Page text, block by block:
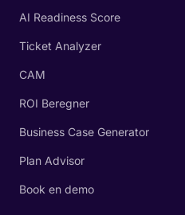
AI Readiness Score
Ticket Analyzer
CAM
ROI Beregner
Business Case Generator
Plan Advisor
Book en demo